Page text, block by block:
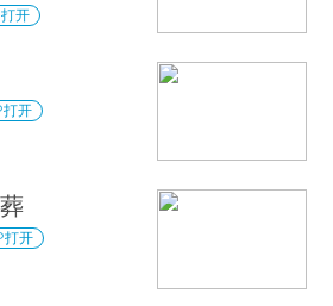
开
打开
打开